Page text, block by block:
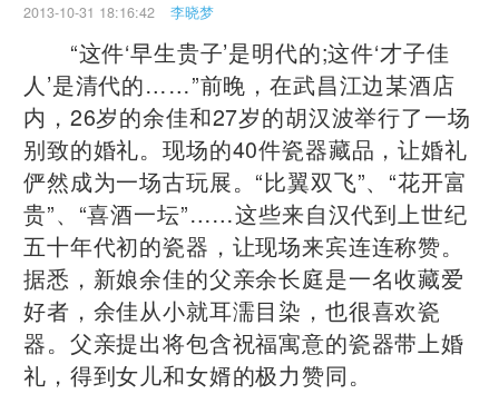
阿拉里奥画廊上海转型：为何要成
为策展式艺术商业综合体？
2013-10-31 18:16:42 李晓梦
“这件‘早生贵子’是明代的;这件‘才子佳
人’是清代的……”前晚，在武昌江边某酒店
内，26岁的余佳和27岁的胡汉波举行了一场
别致的婚礼。现场的40件瓷器藏品，让婚礼
俨然成为一场古玩展。“比翼双飞”、“花开富
贵”、“喜酒一坛”……这些来自汉代到上世纪
五十年代初的瓷器，让现场来宾连连称赞。
据悉，新娘余佳的父亲余长庭是一名收藏爱
好者，余佳从小就耳濡目染，也很喜欢瓷
器。父亲提出将包含祝福寓意的瓷器带上婚
礼，得到女儿和女婿的极力赞同。